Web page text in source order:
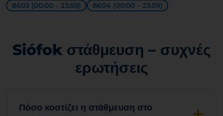
8603 (00:00 – 23:59)
8604 (00:00 – 23:59)
Siófok στάθμευση – συχνές
ερωτήσεις
Πόσο κοστίζει η στάθμευση στο